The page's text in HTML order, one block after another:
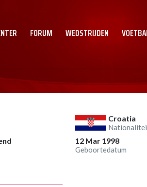
FORUM WEDSTRIJDEN
Croatia
12 Mar 1998
Geboortedatum